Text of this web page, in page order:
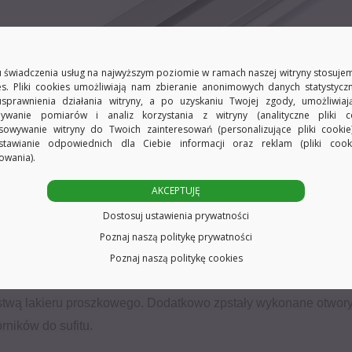
200 cm z otworami do montażu
lakieru proszkowego. Dodatkowo zpstały wykonane
do sufitu.
świadczenia usług na najwyższym poziomie w ramach naszej witryny
Pliki cookies umożliwiają nam zbieranie anonimowych danych
działania witryny, a po uzyskaniu Twojej zgody,
pomiarów i analiz korzystania z witryny (analityczne pliki
witryny do Twoich zainteresowań (personalizujące pliki
odpowiednich dla Ciebie informacji oraz reklam (pliki
AKCEPTUJĘ
Dostosuj ustawienia prywatności
Poznaj naszą politykę prywatności
Poznaj naszą politykę cookies